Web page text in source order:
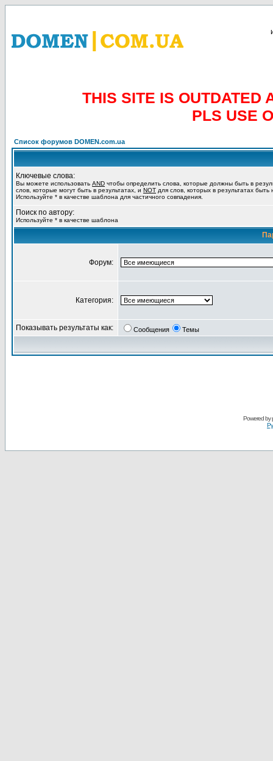
THIS SITE IS OUTDATED
PLS USE
Список форумов DOMEN.com.ua
Ключевые слова:
Вы можете использовать AND чтобы определить слова, которые должны быть в
слов, которые могут быть в результатах, и NOT для слов, которых в результатах
Используйте * в качестве шаблона для частичного совпадения.
Поиск по автору:
Используйте * в качестве шаблона
Форум:
Категория:
Показывать результаты как: Сообщения Темы
Powered by